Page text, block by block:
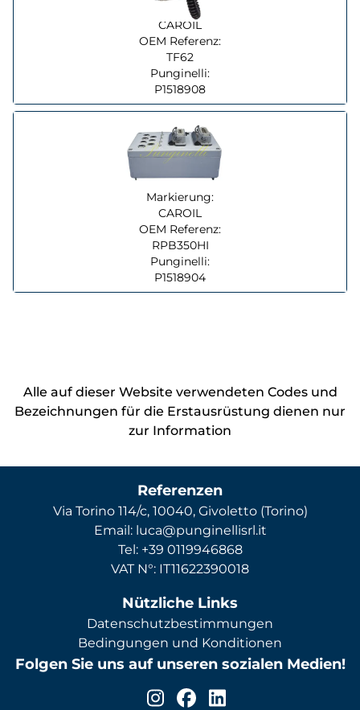
Markierung:
CAROIL
OEM Referenz:
TF62
Punginelli:
P1518908
Markierung:
CAROIL
OEM Referenz:
RPB350HI
Punginelli:
P1518904
Alle auf dieser Website verwendeten Codes und
Bezeichnungen für die Erstausrüstung dienen nur
zur Information
Referenzen
Via Torino 114/c, 10040, Givoletto (Torino)
Email: luca@punginellisrl.it
Tel: +39 0119946868
VAT N°: IT11622390018
Nützliche Links
Datenschutzbestimmungen
Bedingungen und Konditionen
Folgen Sie uns auf unseren sozialen Medien!